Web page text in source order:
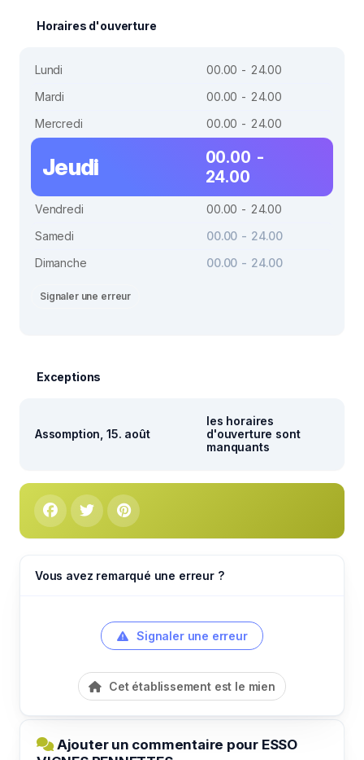
Horaires d'ouverture
Lundi
00.00 - 24.00
Mardi
00.00 - 24.00
Mercredi
00.00 - 24.00
Jeudi
00.00 -
24.00
Vendredi
00.00 - 24.00
Samedi
00.00 - 24.00
Dimanche
00.00 - 24.00
Signaler une erreur
Exceptions
Assomption, 15. août
les horaires
d'ouverture sont
manquants
Vous avez remarqué une erreur ?
Signaler une erreur
Cet établissement est le mien
Ajouter un commentaire pour ESSO